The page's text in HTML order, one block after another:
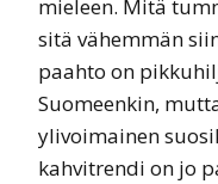
mieleen. Mitä
sitä vähemmän
paahto on
Suomeenkin,
ylivoimainen
kahvitrendi on jo